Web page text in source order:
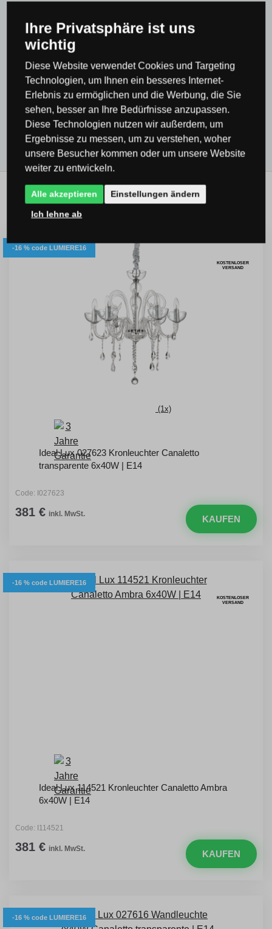
Lampen & Beleuchtung nach Raum
Wohnzimmer oder Schlafzimmer
Kronleuchter
für Schlafzimmer
Deckenleuchten & Lampen für
Schlafzimmer
Alle Produkte
Verwandte Produkte
-16 % code LUMIERE16
KOSTENLOSER
VERSAND
(1x)
Ideal Lux 027623 Kronleuchter Canaletto
transparente 6x40W | E14
Code: I027623
381 € inkl. MwSt. KAUFEN
-16 % code LUMIERE16
KOSTENLOSER
VERSAND
Ideal Lux 114521 Kronleuchter Canaletto Ambra
6x40W | E14
Code: I114521
381 € inkl. MwSt. KAUFEN
-16 % code LUMIERE16
Ihre Privatsphäre ist uns
wichtig
Diese Website verwendet Cookies und Targeting
Technologien, um Ihnen ein besseres Internet-
Erlebnis zu ermöglichen und die Werbung, die Sie
sehen, besser an Ihre Bedürfnisse anzupassen.
Diese Technologien nutzen wir außerdem, um
Ergebnisse zu messen, um zu verstehen, woher
unsere Besucher kommen oder um unsere Website
weiter zu entwickeln.
Alle akzeptieren Einstellungen ändern
Ich lehne ab